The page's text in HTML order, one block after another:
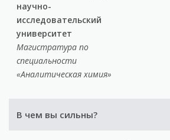
научно-
исследовательский
университет
Магистратура по
специальности
«Аналитическая химия»
В чем вы сильны?